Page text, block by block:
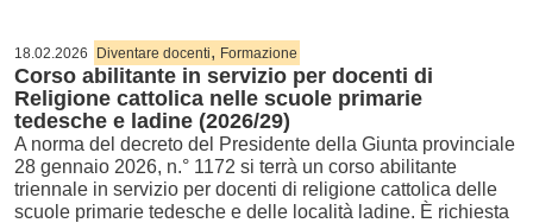
18.02.2026 Diventare docenti, Formazione
Corso abilitante in servizio per docenti di
Religione cattolica nelle scuole primarie
tedesche e ladine (2026/29)
A norma del decreto del Presidente della Giunta provinciale
28 gennaio 2026, n.° 1172 si terrà un corso abilitante
triennale in servizio per docenti di religione cattolica delle
scuole primarie tedesche e delle località ladine. È richiesta